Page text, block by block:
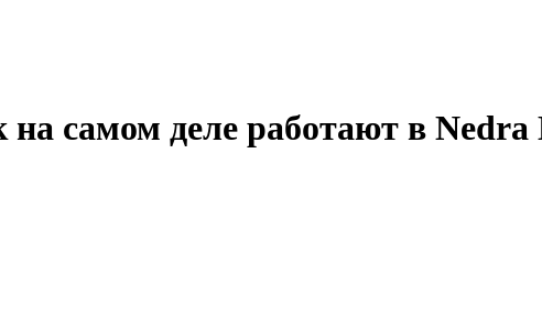
самом деле работают в